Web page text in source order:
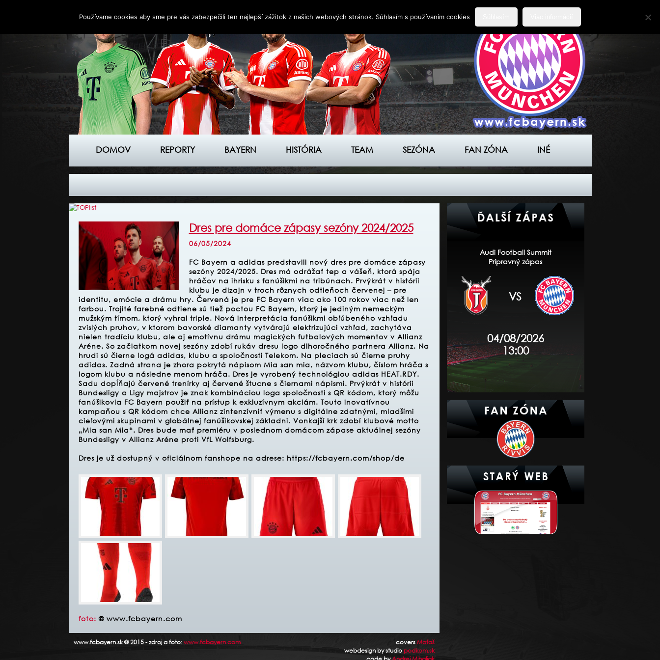
DOMOV REPORTY BAYERN HISTÓRIA TEAM SEZÓNA FAN ZÓNA INÉ
Dres pre domáce zápasy sezóny 2024/2025
06/05/2024
FC Bayern a adidas predstavili nový dres pre domáce zápasy
sezóny 2024/2025. Dres má odrážať tep a vášeň, ktorá spája
hráčov na ihrisku s fanúšikmi na tribúnach. Prvýkrát v histórii
klubu je dizajn v troch rôznych odtieňoch červenej – pre
identitu, emócie a drámu hry. Červená je pre FC Bayern viac ako 100 rokov viac než len
farbou. Trojité farebné odtiene sú tiež poctou FC Bayern, ktorý je jediným nemeckým
mužským tímom, ktorý vyhral triple. Nová interpretácia fanúšikmi obľúbeného vzhľadu
zvislých pruhov, v ktorom bavorské diamanty vytvárajú elektrizujúci vzhľad, zachytáva
nielen tradíciu klubu, ale aj emotívnu drámu magických futbalových momentov v Allianz
Aréne. So začiatkom novej sezóny zdobí rukáv dresu logo dlhoročného partnera Allianz. Na
hrudi sú čierne logá adidas, klubu a spoločnosti Telekom. Na pleciach sú čierne pruhy
adidas. Zadná strana je zhora pokrytá nápisom Mia san mia, názvom klubu, číslom hráča s
logom klubu a následne menom hráča. Dres je vyrobený technológiou adidas HEAT.RDY.
Sadu dopĺňajú červené trenírky aj červené štucne s čiernami nápismi. Prvýkrát v histórii
Bundesligy a Ligy majstrov je znak kombináciou loga spoločnosti s QR kódom, ktorý môžu
fanúšikovia FC Bayern použiť na prístup k exkluzívnym akciám. Touto inovatívnou
kampaňou s QR kódom chce Allianz zintenzívniť výmenu s digitálne zdatnými, mladšími
cieľovými skupinami v globálnej fanúšikovskej základni. Vonkajší krk zdobí klubové motto
„Mia san Mia“. Dres bude mať premiéru v poslednom domácom zápase aktuálnej sezóny
Bundesligy v Allianz Aréne proti VfL Wolfsburg.
Dres je už dostupný v oficiálnom fanshope na adrese: https://fcbayern.com/shop/de
foto: © www.fcbayern.com
www.fcbayern.sk © 2015 - zdroj a foto:www.fcbayern.com coversMaťaš
webdesign by studio podkom.sk
Audi Football Summit
Prípravný zápas
VS
04/08/2026
13:00
Používame cookies aby sme pre vás zabezpečili ten najlepší zážitok z našich webových stránok. Súhlasím s používaním cookies